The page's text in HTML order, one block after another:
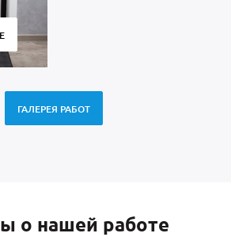
ГАЛЕРЕЯ РАБОТ
о нашей работе